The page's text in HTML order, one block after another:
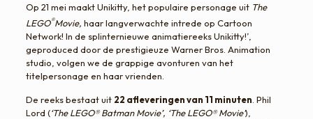
Op 21 mei maakt Unikitty, het populaire personage uit The
LEGO®Movie, haar langverwachte intrede op Cartoon
Network! In de splinternieuwe animatiereeks Unikitty!’,
geproduced door de prestigieuze Warner Bros. Animation
studio, volgen we de grappige avonturen van het
titelpersonage en haar vrienden.
De reeks bestaat uit 22 afleveringen van 11 minuten . Phil
Lord (‘The LEGO® Batman Movie’, ‘The LEGO® Movie’),